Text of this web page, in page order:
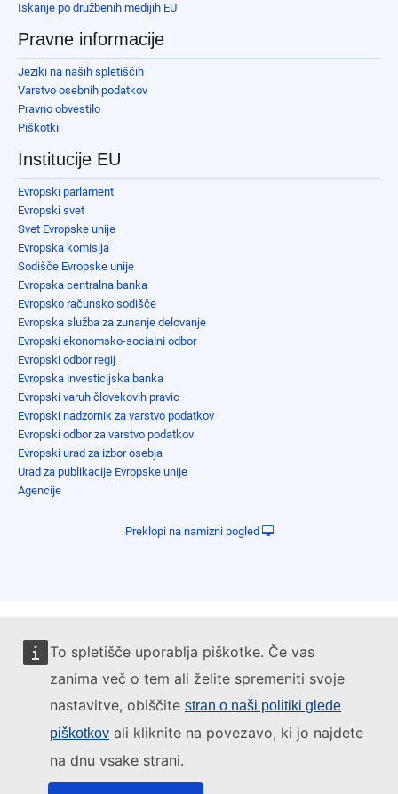
To spletišče uporablja piškotke. Če vas
zanima več o tem ali želite spremeniti svoje
nastavitve, obiščite stran o naši politiki glede
piškotkov ali kliknite na povezavo, ki jo najdete
na dnu vsake strani.
Iskanje po družbenih medijih EU
Pravne informacije
Jeziki na naših spletiščih
Varstvo osebnih podatkov
Pravno obvestilo
Piškotki
Institucije EU
Evropski parlament
Evropski svet
Svet Evropske unije
Evropska komisija
Sodišče Evropske unije
Evropska centralna banka
Evropsko računsko sodišče
Evropska služba za zunanje delovanje
Evropski ekonomsko-socialni odbor
Evropski odbor regij
Evropska investicijska banka
Evropski varuh človekovih pravic
Evropski nadzornik za varstvo podatkov
Evropski odbor za varstvo podatkov
Evropski urad za izbor osebja
Urad za publikacije Evropske unije
Agencije
Preklopi na namizni pogled